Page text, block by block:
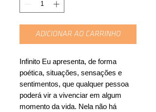
ADICIONAR AO CARRINHO
Infinito Eu apresenta, de forma
poética, situações, sensações e
sentimentos, que qualquer pessoa
poderá vir a vivenciar em algum
momento da vida. Nela não há